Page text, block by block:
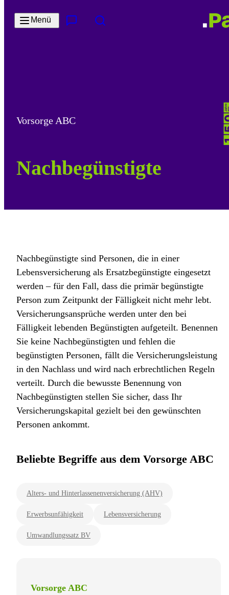
Menü
Vorsorge ABC
Nachbegünstigte
Nachbegünstigte sind Personen, die in einer
Lebensversicherung als Ersatzbegünstigte eingesetzt
werden – für den Fall, dass die primär begünstigte
Person zum Zeitpunkt der Fälligkeit nicht mehr lebt.
Versicherungsansprüche werden unter den bei
Fälligkeit lebenden Begünstigten aufgeteilt. Benennen
Sie keine Nachbegünstigten und fehlen die
begünstigten Personen, fällt die Versicherungsleistung
in den Nachlass und wird nach erbrechtlichen Regeln
verteilt. Durch die bewusste Benennung von
Nachbegünstigten stellen Sie sicher, dass Ihr
Versicherungskapital gezielt bei den gewünschten
Personen ankommt.
Beliebte Begriffe aus dem Vorsorge ABC
Alters- und Hinterlassenenversicherung (AHV)
Erwerbsunfähigkeit Lebensversicherung
Umwandlungssatz BV
Vorsorge ABC